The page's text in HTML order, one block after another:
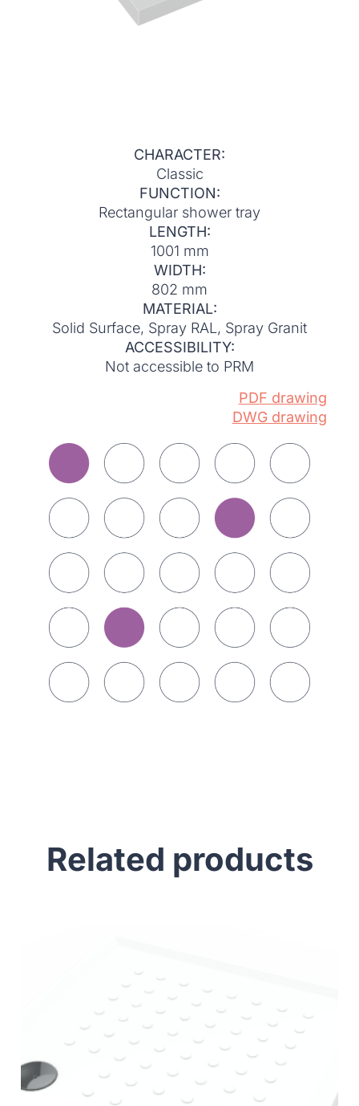
CHARACTER:
Classic
FUNCTION:
Rectangular shower tray
LENGTH:
1001 mm
WIDTH:
802 mm
MATERIAL:
Solid Surface, Spray RAL, Spray Granit
ACCESSIBILITY:
Not accessible to PRM
PDF drawing
DWG drawing
Related products